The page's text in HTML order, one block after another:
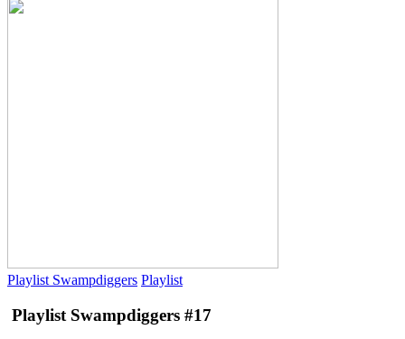
Playlist Swampdiggers Playlist
Playlist Swampdiggers #17